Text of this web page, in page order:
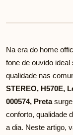
Na era do home
fone de ouvido
qualidade nas
STEREO, H570E,
000574, Pretasurge
conforto, qualidade
a dia. Neste artigo,